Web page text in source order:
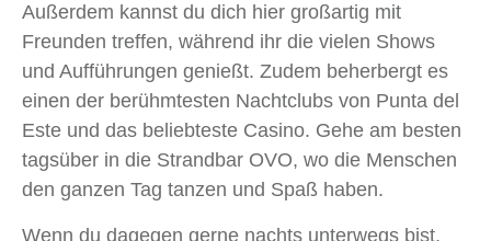
Außerdem kannst du dich hier großartig mit
Freunden treffen, während ihr die vielen Shows
und Aufführungen genießt. Zudem beherbergt es
einen der berühmtesten Nachtclubs von Punta del
Este und das beliebteste Casino. Gehe am besten
tagsüber in die Strandbar OVO, wo die Menschen
den ganzen Tag tanzen und Spaß haben.
Wenn du dagegen gerne nachts unterwegs bist,